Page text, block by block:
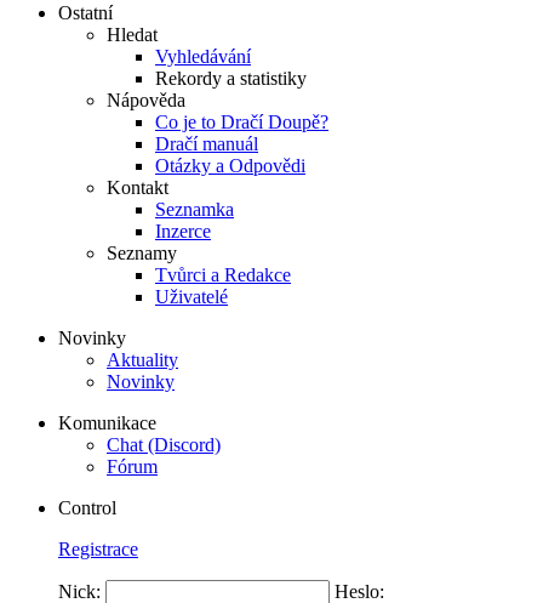
Ostatní
Hledat
Vyhledávání
Rekordy a statistiky
Nápověda
Co je to Dračí Doupě?
Dračí manuál
Otázky a Odpovědi
Kontakt
Seznamka
Inzerce
Seznamy
Tvůrci a Redakce
Uživatelé
Novinky
Aktuality
Novinky
Komunikace
Chat (Discord)
Fórum
Control
Registrace
Nick: Heslo: